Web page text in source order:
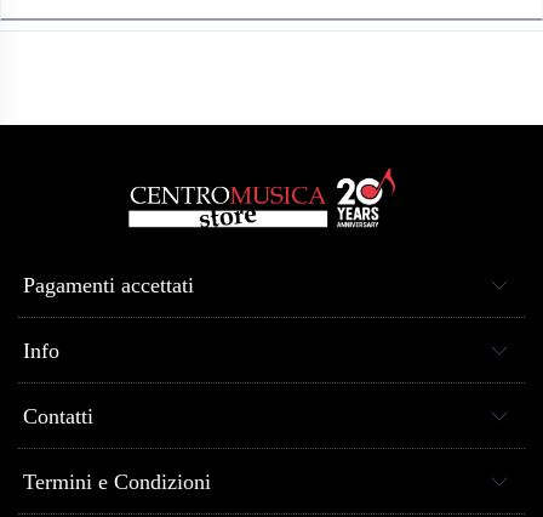
colore nero (NE8MXB1). ATTENZIONE: connettore RJ45 non
Pagamenti accettati
Info
Contatti
Termini e Condizioni